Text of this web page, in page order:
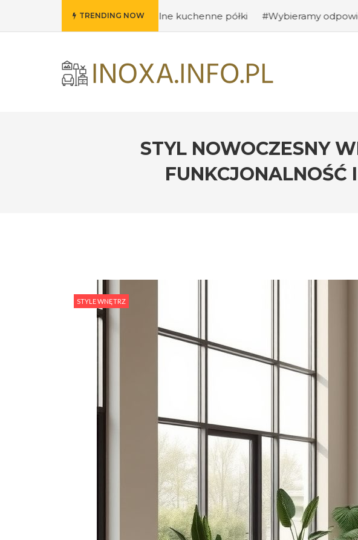
TRENDING NOW
na oryginalne kuchenne półki #Wybieramy odpowiednie kolory
STYL NOWOCZESNY
FUNKCJONALNOŚĆ
STYLE WNĘTRZ